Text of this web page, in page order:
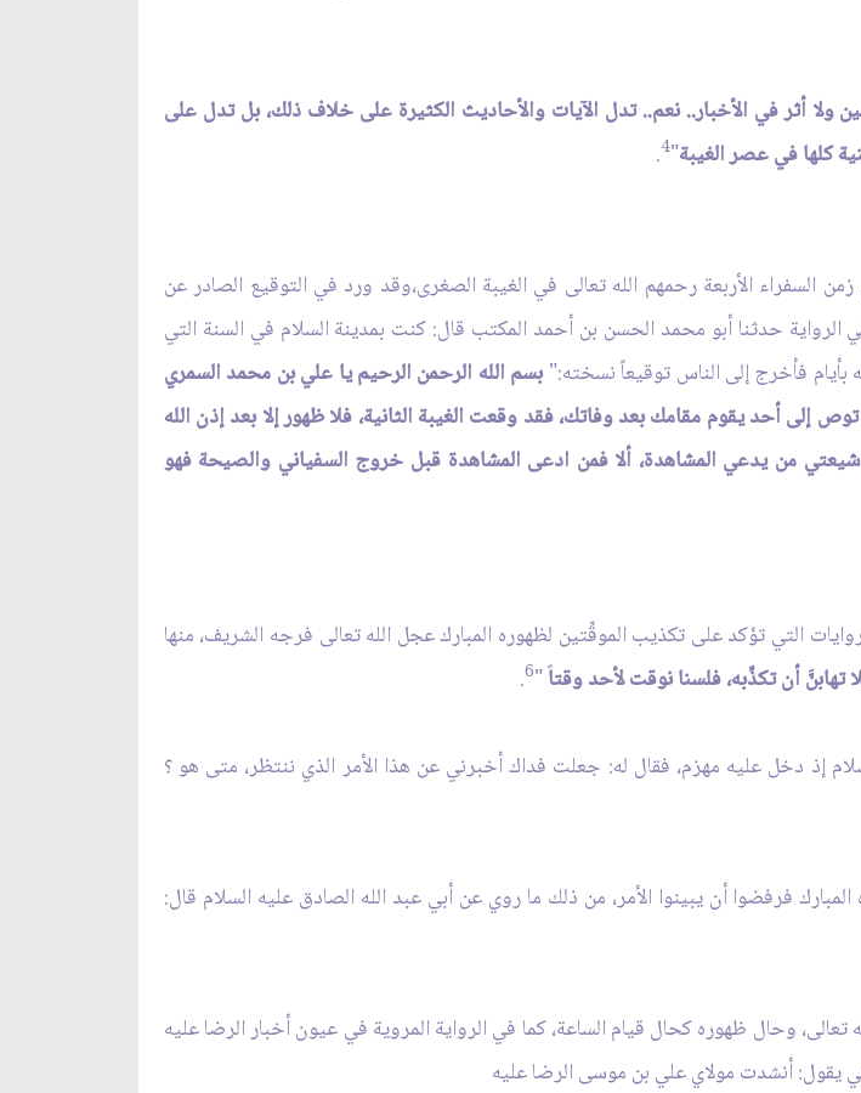
أثر في الأخبار.. نعم.. تدل الآيات والأحاديث الكثيرة على خلاف ذلك، بل تدل على
كلها في عصر الغيبة"
4
.
السفراء الأربعة رحمهم الله تعالى في الغيبة الصغرى،وقد ورد في التوقيع الصادر عن
حدثنا أبو محمد الحسن بن أحمد المكتب قال: كنت بمدينة السلام في السنة التي
فأخرج إلى الناس توقيعاً نسخته:"بسم الله الرحمن الرحيم يا علي بن محمد السمري
أحد يقوم مقامك بعد وفاتك، فقد وقعت الغيبة الثانية، فلا ظهور إلا بعد إذن الله
من يدعي المشاهدة، ألا فمن ادعى المشاهدة قبل خروج السفياني والصيحة فهو
التي تؤكد على تكذيب الموقِّتين لظهوره المبارك عجل الله تعالى فرجه الشريف، منها
أن تكذِّبه، فلسنا نوقت لأحد وقتاً "6
.
إذ دخل عليه مهزم، فقال له: جعلت فداك أخبرني عن هذا الأمر الذي ننتظر، متى هو ؟
فرفضوا أن يبينوا الأمر، من ذلك ما روي عن أبي عبد الله الصادق عليه السلام قال:
وحال ظهوره كحال قيام الساعة، كما في الرواية المروية في عيون أخبار الرضا عليه
يقول: أنشدت مولاي علي بن موسى الرضا عليه